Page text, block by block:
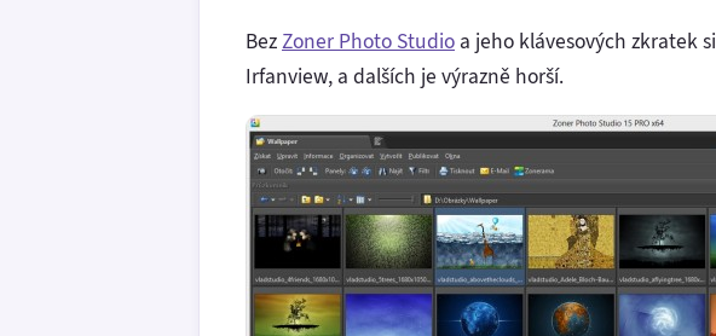
BezZoner Photo Studio a jeho klávesových zkratek si
Irfanview, a dalších je výrazně horší.